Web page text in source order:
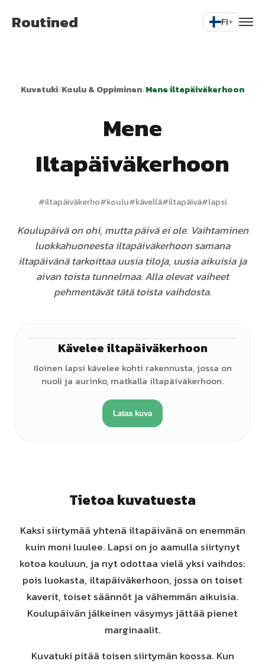
Routined FI▾
Kuvatuki/Koulu & Oppiminen/Mene iltapäiväkerhoon
Mene
Iltapäiväkerhoon
#iltapäiväkerho#koulu#kävellä#iltapäivä#lapsi
Koulupäivä on ohi, mutta päivä ei ole. Vaihtaminen
luokkahuoneesta iltapäiväkerhoon samana
iltapäivänä tarkoittaa uusia tiloja, uusia aikuisia ja
aivan toista tunnelmaa. Alla olevat vaiheet
pehmentävät tätä toista vaihdosta.
Kävelee iltapäiväkerhoon
Iloinen lapsi kävelee kohti rakennusta, jossa on
nuoli ja aurinko, matkalla iltapäiväkerhoon.
Lataa kuva
Tietoa kuvatuesta
Kaksi siirtymää yhtenä iltapäivänä on enemmän
kuin moni luulee. Lapsi on jo aamulla siirtynyt
kotoa kouluun, ja nyt odottaa vielä yksi vaihdos:
pois luokasta, iltapäiväkerhoon, jossa on toiset
kaverit, toiset säännöt ja vähemmän aikuisia.
Koulupäivän jälkeinen väsymys jättää pienet
marginaalit.
Kuvatuki pitää toisen siirtymän koossa. Kun